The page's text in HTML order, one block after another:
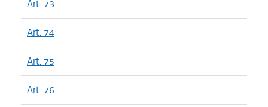
Art. 73
Art. 74
Art. 75
Art. 76